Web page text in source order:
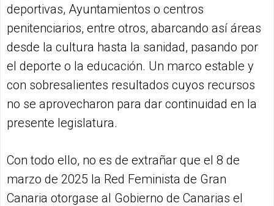
deportivas, Ayuntamientos o centros
penitenciarios, entre otros, abarcando así áreas
desde la cultura hasta la sanidad, pasando por
el deporte o la educación. Un marco estable y
con sobresalientes resultados cuyos recursos
no se aprovecharon para dar continuidad en la
presente legislatura.
Con todo ello, no es de extrañar que el 8 de
marzo de 2025 la Red Feminista de Gran
Canaria otorgase al Gobierno de Canarias el